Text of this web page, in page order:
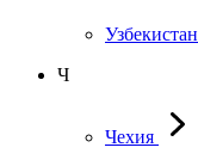
Узбекистан
Ч
Чехия